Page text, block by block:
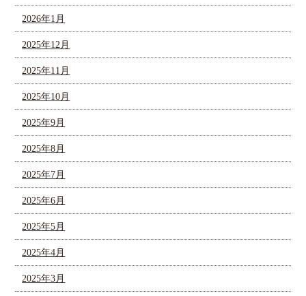
2026年1月
2025年12月
2025年11月
2025年10月
2025年9月
2025年8月
2025年7月
2025年6月
2025年5月
2025年4月
2025年3月